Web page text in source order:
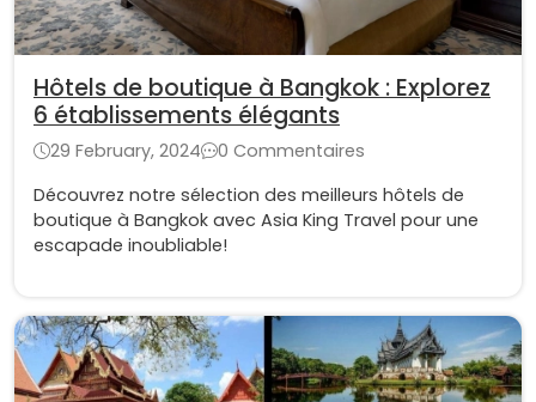
Hôtels de boutique à Bangkok : Explorez
6 établissements élégants
29 February, 2024
0 Commentaires
Découvrez notre sélection des meilleurs hôtels de
boutique à Bangkok avec Asia King Travel pour une
escapade inoubliable!